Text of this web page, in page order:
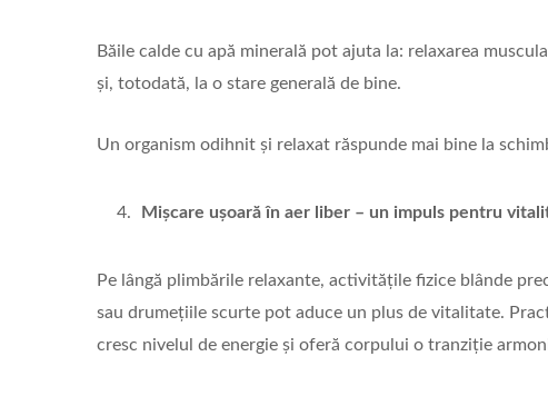
Băile calde cu apă minerală pot ajuta la: relaxarea
și, totodată, la o stare generală de bine.
Un organism odihnit și relaxat răspunde mai bine la
Mișcare ușoară în aer liber – un impuls pentru
Pe lângă plimbările relaxante, activitățile fizice blânde
sau drumețiile scurte pot aduce un plus de vitalitate.
cresc nivelul de energie și oferă corpului o tranziție